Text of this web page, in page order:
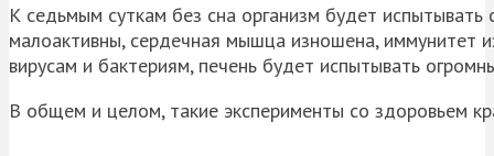
К седьмым суткам без сна организм будет испытывать
малоактивны, сердечная мышца изношена, иммунитет
вирусам и бактериям, печень будет испытывать
В общем и целом, такие эксперименты со здоровьем